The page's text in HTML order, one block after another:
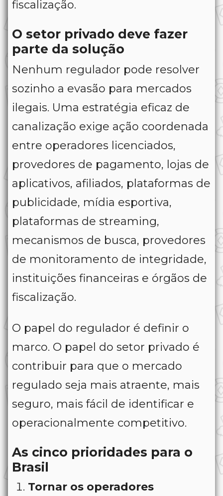
fiscalização.
O setor privado deve fazer
parte da solução
Nenhum regulador pode resolver
sozinho a evasão para mercados
ilegais. Uma estratégia eficaz de
canalização exige ação coordenada
entre operadores licenciados,
provedores de pagamento, lojas de
aplicativos, afiliados, plataformas de
publicidade, mídia esportiva,
plataformas de streaming,
mecanismos de busca, provedores
de monitoramento de integridade,
instituições financeiras e órgãos de
fiscalização.
O papel do regulador é definir o
marco. O papel do setor privado é
contribuir para que o mercado
regulado seja mais atraente, mais
seguro, mais fácil de identificar e
operacionalmente competitivo.
As cinco prioridades para o
Brasil
Tornar os operadores